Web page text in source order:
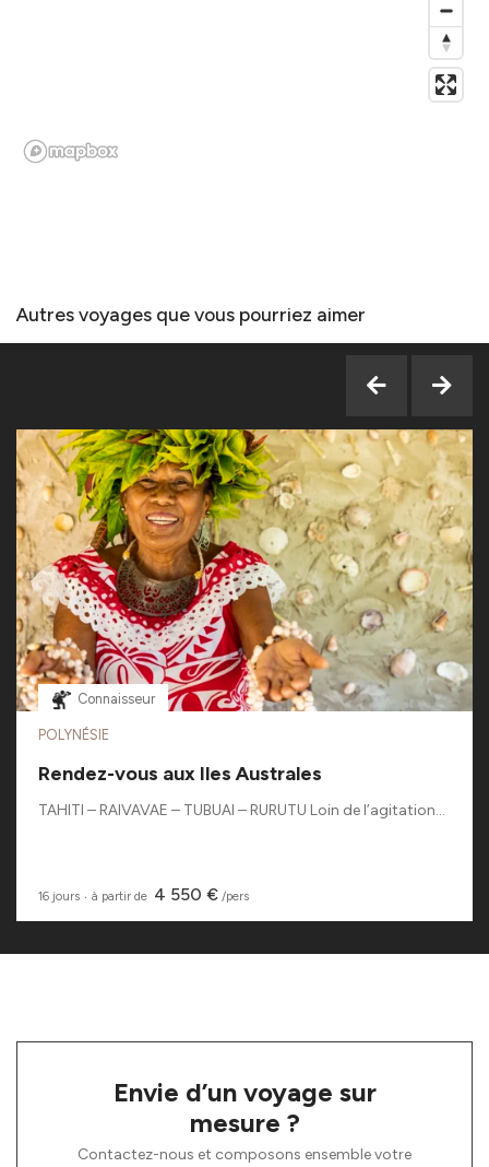
Autres voyages que vous pourriez aimer
Connaisseur
POLYNÉSIE
Rendez-vous aux Iles Australes
TAHITI – RAIVAVAE – TUBUAI – RURUTU Loin de l’agitation...
16 jours ‧ à partir de 4 550 € /pers
Envie d’un voyage sur
mesure ?
Contactez-nous et composons ensemble votre